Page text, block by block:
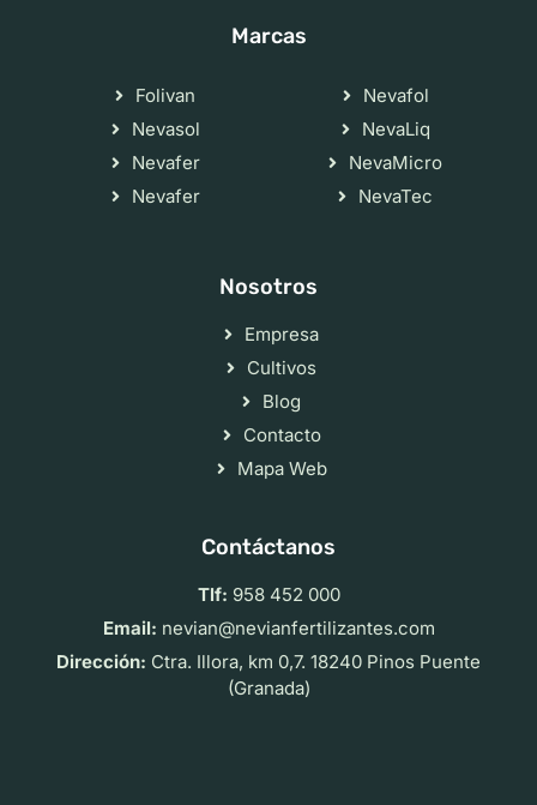
Marcas
Folivan
Nevasol
Nevafer
Nevafer
Nevafol
NevaLiq
NevaMicro
NevaTec
Nosotros
Empresa
Cultivos
Blog
Contacto
Mapa Web
Contáctanos
Tlf: 958 452 000
Email: nevian@nevianfertilizantes.com
Dirección: Ctra. Illora, km 0,7. 18240 Pinos Puente
(Granada)